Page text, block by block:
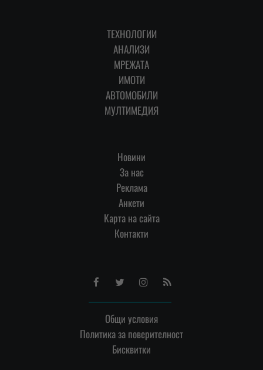
ТЕХНОЛОГИИ
АНАЛИЗИ
МРЕЖАТА
ИМОТИ
АВТОМОБИЛИ
МУЛТИМЕДИЯ
Новини
За нас
Реклама
Анкети
Карта на сайта
Контакти
FacebookTwitterInstagram
RSS
Общи условия
Политика за поверителност
Бисквитки